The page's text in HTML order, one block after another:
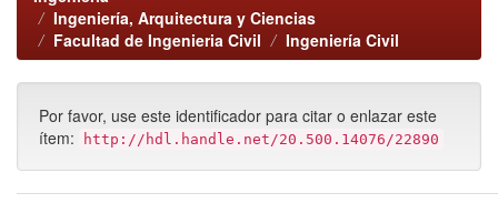
Ingeniería, Arquitectura y Ciencias
Facultad de Ingenieria Civil
Ingeniería Civil
Por favor, use este identificador para citar o enlazar este
ítem:
http://hdl.handle.net/20.500.14076/22890